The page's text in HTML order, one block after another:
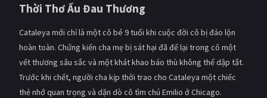
CẬP NHẬT
PHIM MỚI
PHIM BỘ
Thời Thơ Ấu Đau Thương
Cataleya mới chỉ là một cô bé 9 tuổi khi cuộc đời cô bị đảo lộn
hoàn toàn. Chứng kiến cha mẹ bị sát hại đã để lại trong cô một
vết thương sâu sắc và một khát khao báo thù không thể dập tắt.
Trước khi chết, người cha kịp thời trao cho Cataleya một chiếc
thẻ nhớ quan trọng và dặn dò cô tìm chú Emilio ở Chicago.